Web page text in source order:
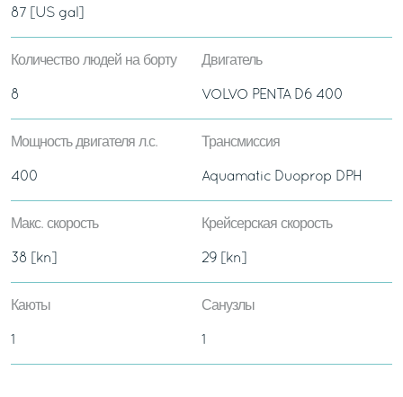
87 [US gal]
Количество людей на борту
8
Двигатель
VOLVO PENTA D6 400
Мощность двигателя л.с.
400
Трансмиссия
Aquamatic Duoprop DPH
Макс. скорость
38 [kn]
Крейсерская скорость
29 [kn]
Каюты Санузлы